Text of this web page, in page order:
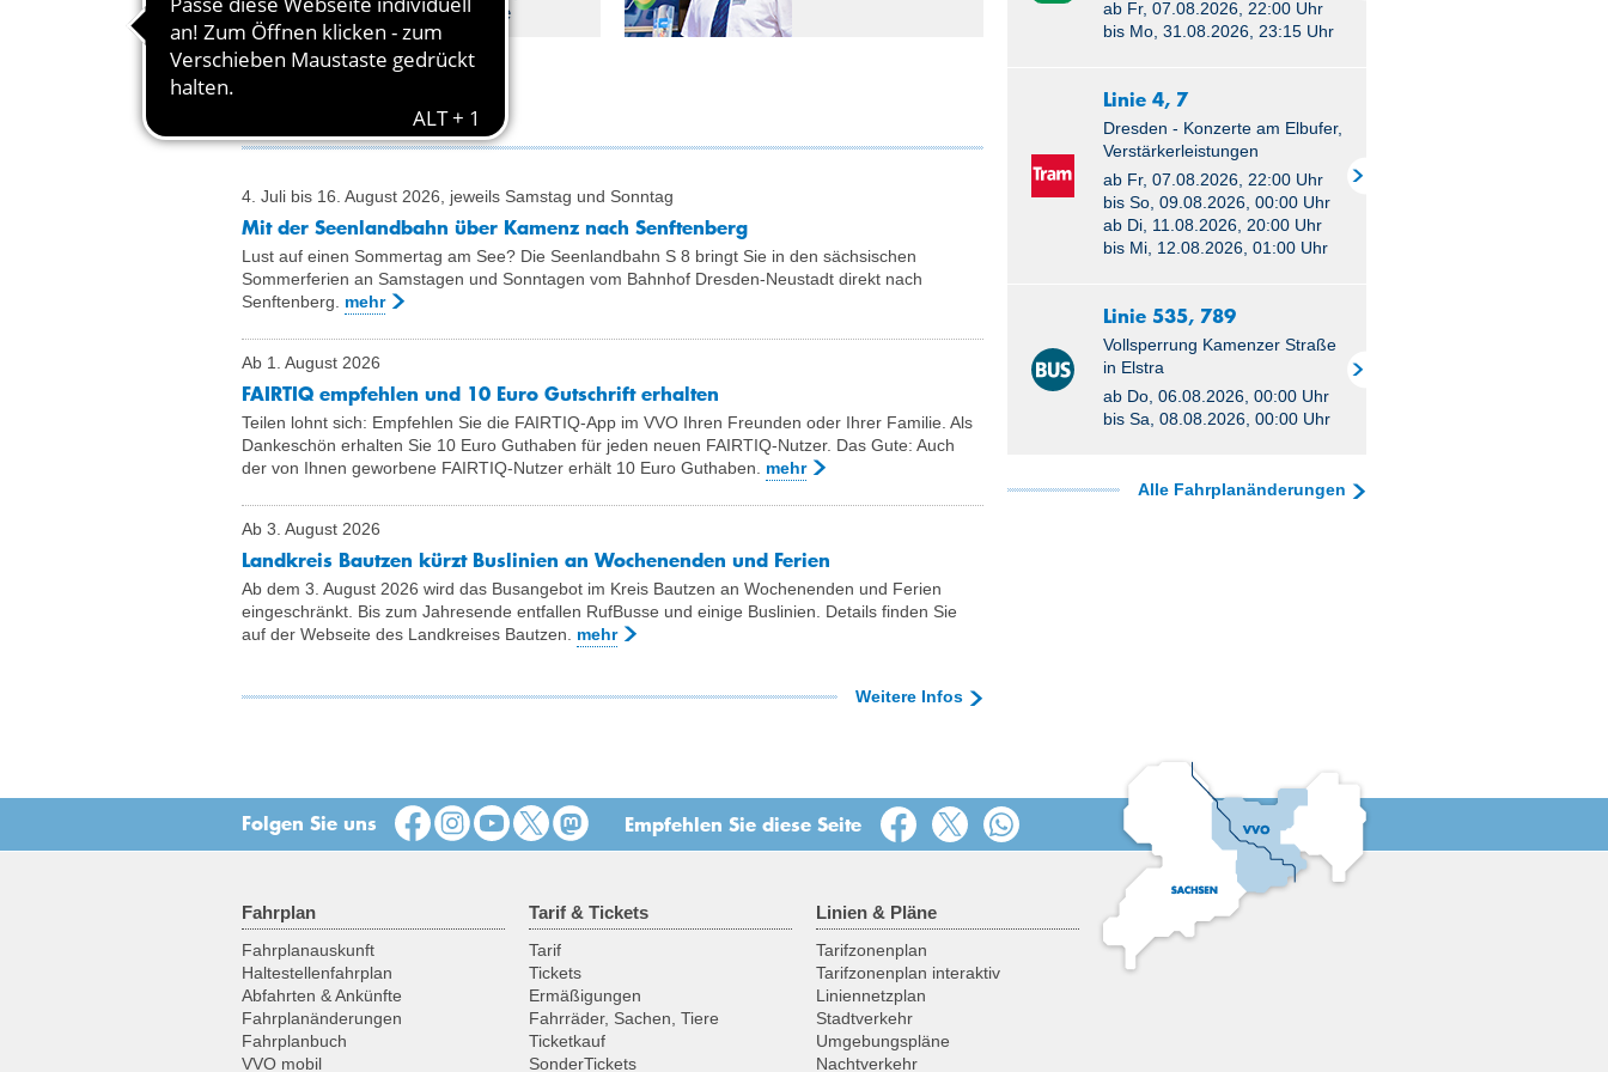
und Pläne
Infos aus dem VVO
4. Juli bis 16. August 2026, jeweils Samstag und Sonntag
Mit der Seenlandbahn über Kamenz nach Senftenberg
Lust auf einen Sommertag am See? Die Seenlandbahn S 8 bringt Sie in den sächsischen
Sommerferien an Samstagen und Sonntagen vom Bahnhof Dresden-Neustadt direkt nach
Senftenberg. mehr
Ab 1. August 2026
FAIRTIQ empfehlen und 10 Euro Gutschrift erhalten
Teilen lohnt sich: Empfehlen Sie die FAIRTIQ-App im VVO Ihren Freunden oder Ihrer Familie. Als
Dankeschön erhalten Sie 10 Euro Guthaben für jeden neuen FAIRTIQ-Nutzer. Das Gute: Auch
der von Ihnen geworbene FAIRTIQ-Nutzer erhält 10 Euro Guthaben. mehr
Ab 3. August 2026
Landkreis Bautzen kürzt Buslinien an Wochenenden und Ferien
Ab dem 3. August 2026 wird das Busangebot im Kreis Bautzen an Wochenenden und Ferien
eingeschränkt. Bis zum Jahresende entfallen RufBusse und einige Buslinien. Details finden Sie
auf der Webseite des Landkreises Bautzen. mehr
Weitere Infos
11:30
12:30
13:00
13:30
15:30
16:00
18:30
19:00
19:30
ab Fr, 07.08.2026, 22:00 Uhr
bis Mo, 31.08.2026, 23:15 Uhr
Linie 4, 7
Dresden - Konzerte am Elbufer,
Verstärkerleistungen
ab Fr, 07.08.2026, 22:00 Uhr
bis So, 09.08.2026, 00:00 Uhr
ab Di, 11.08.2026, 20:00 Uhr
bis Mi, 12.08.2026, 01:00 Uhr
Linie 535, 789
Vollsperrung Kamenzer Straße
in Elstra
ab Do, 06.08.2026, 00:00 Uhr
bis Sa, 08.08.2026, 00:00 Uhr
Alle Fahrplanänderungen
Folgen Sie uns Empfehlen Sie diese Seite
Fahrplan
Fahrplanauskunft
Haltestellenfahrplan
Abfahrten & Ankünfte
Fahrplanänderungen
Fahrplanbuch
VVO mobil
Tarif & Tickets
Tarif
Tickets
Ermäßigungen
Fahrräder, Sachen, Tiere
Ticketkauf
SonderTickets
Linien & Pläne
Tarifzonenplan
Tarifzonenplan interaktiv
Liniennetzplan
Stadtverkehr
Umgebungspläne
Nachtverkehr